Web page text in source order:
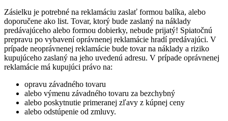
Zásielku je potrebné na reklamáciu zaslať formou balíka, alebo
doporučene ako list. Tovar, ktorý bude zaslaný na náklady
predávajúceho alebo formou dobierky, nebude prijatý! Spiatočnú
prepravu po vybavení oprávnenej reklamácie hradí predávajúci. V
prípade neoprávnenej reklamácie bude tovar na náklady a riziko
kupujúceho zaslaný na jeho uvedenú adresu. V prípade oprávnenej
reklamácie má kupujúci právo na:
opravu závadného tovaru
alebo výmenu závadného tovaru za bezchybný
alebo poskytnutie primeranej zľavy z kúpnej ceny
alebo odstúpenie od zmluvy.